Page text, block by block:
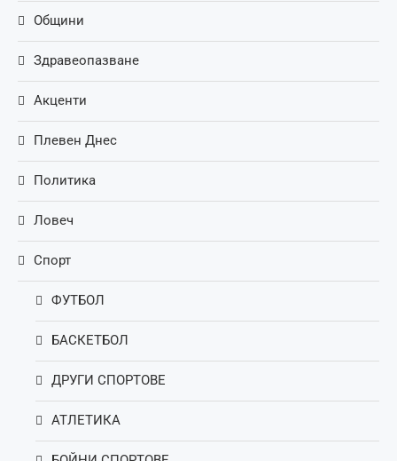
Общини
Здравеопазване
Акценти
Плевен Днес
Политика
Ловеч
Спорт
ФУТБОЛ
БАСКЕТБОЛ
ДРУГИ СПОРТОВЕ
АТЛЕТИКА